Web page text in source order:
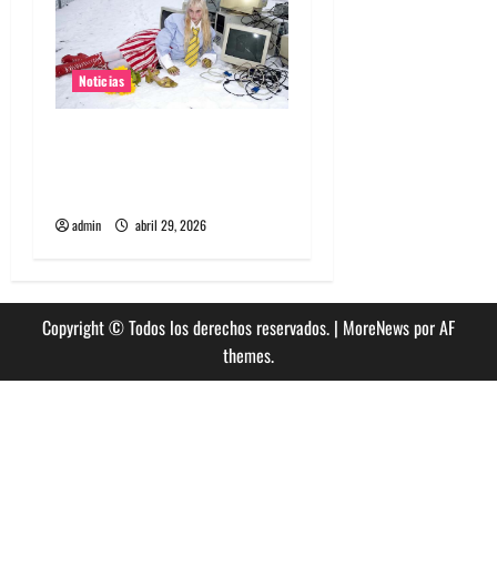
Noticias
admin abril 29, 2026
Copyright © Todos los derechos reservados. | MoreNewspor AF
themes.